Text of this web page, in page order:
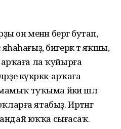
он менән бергә бутап,
бигерәк тә яҡшы,
арҡаға ла ҡуйырға
күкрәккә-арҡаға
туҡыма йәки шәл
ятабыҙ. Иртәнгә
юҡҡа сығасаҡ.